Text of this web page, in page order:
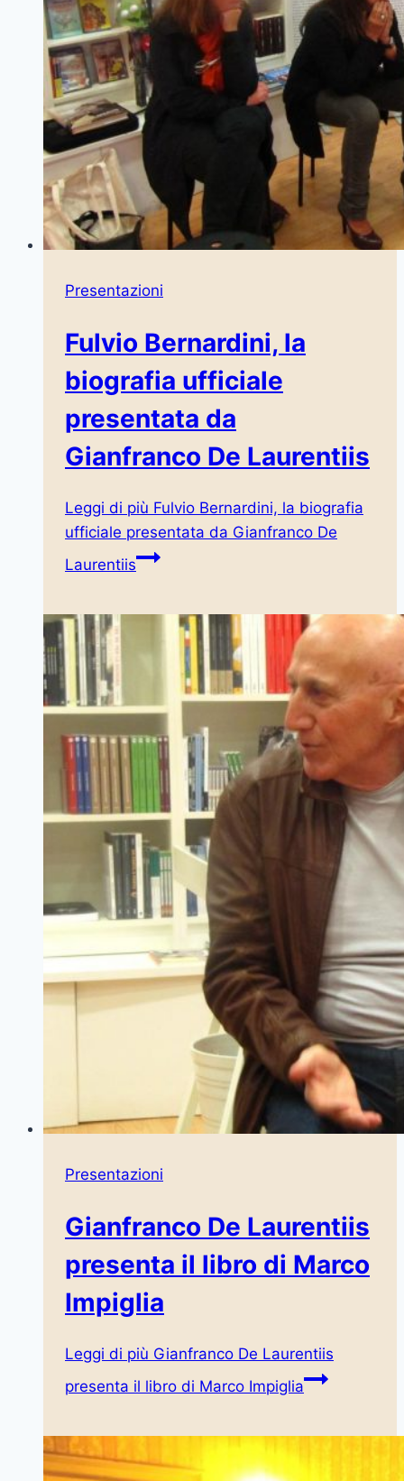
Presentazioni
Fulvio Bernardini, la
biografia ufficiale
presentata da
Gianfranco De Laurentiis
Leggi di più Fulvio Bernardini, la biografia
ufficiale presentata da Gianfranco De
Laurentiis
Presentazioni
Gianfranco De Laurentiis
presenta il libro di Marco
Impiglia
Leggi di più Gianfranco De Laurentiis
presenta il libro di Marco Impiglia